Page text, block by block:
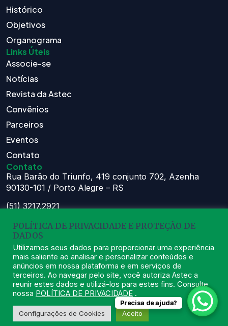
Histórico
Objetivos
Organograma
Links Úteis
Associe-se
Notícias
Revista da Astec
Convênios
Parceiros
Eventos
Contato
Contato
Rua Barão do Triunfo, 419 conjunto 702, Azenha
90130-101 / Porto Alegre – RS
(51) 3217.2921
Atendimento:
Seg à Sex das 8h – 11:30h e 13h – 16:30h
astec@astecpmpa.com.br
2026 ASTEC. Todos os Direitos Reservados.
Desenvolvido por Nexx
Tecnologia
POLÍTICA DE PRIVACIDADE E PROTEÇÃO DE
DADOS
Utilizamos seus dados para proporcionar uma experiência
mais saliente ao analisar e personalizar conteúdos e
anúncios em nossa plataforma e em serviços de
terceiros. Ao navegar pelo site, você autoriza Astec a
reunir estes dados e utilizá-los para estes fins. Consulte
nossa POLÍTICA DE PRIVACIDADE .
Configurações de Cookies Aceito
Precisa de ajuda?